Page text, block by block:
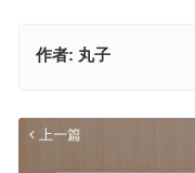
作者: 丸子
上一篇